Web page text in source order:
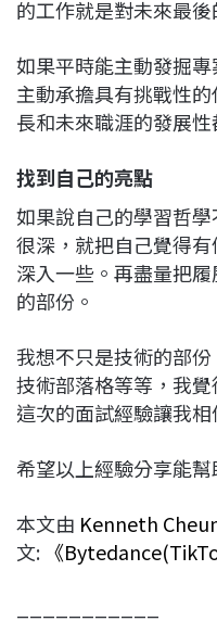
的工作就是對未來最後
如果平時能主動發掘
主動承擔具有挑戰性
長和未來職涯的發展
找到自己的亮點
如果說自己的學習哲
很深，就把自己覺得
深入一些。再盡量把
的部份。
我想不只是技術的部
技術部落格等等，我
這次的面試經驗讓我相
希望以上經驗分享能幫
本文由 Kenneth
文: 《